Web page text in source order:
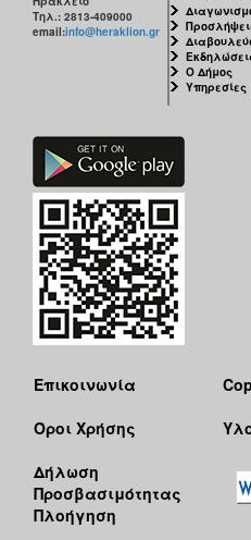
Τηλ.: 2813-409000
email:info@heraklion.gr
Ο Δήμος
Υπηρεσίες
Επικοινωνία
Όροι Χρήσης
Δήλωση
Προσβασιμότητας
Πλοήγηση